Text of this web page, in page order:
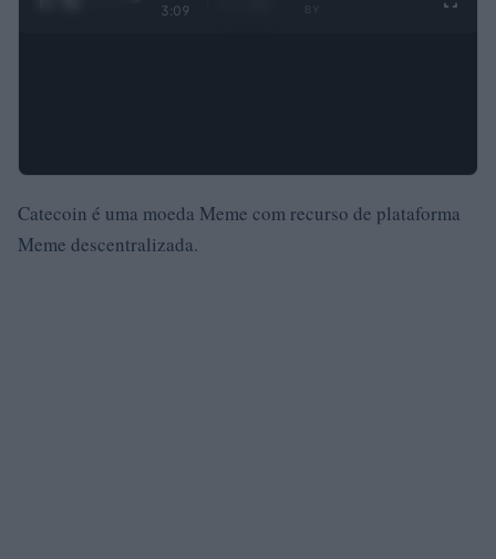
3:09
Catecoin é uma moeda Meme com recurso de plataforma
Meme descentralizada.